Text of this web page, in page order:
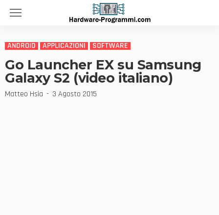
ANDROID APPLICAZIONI SOFTWARE
Go Launcher EX su Samsung
Galaxy S2 (video italiano)
Matteo Hsia 3 Agosto 2015